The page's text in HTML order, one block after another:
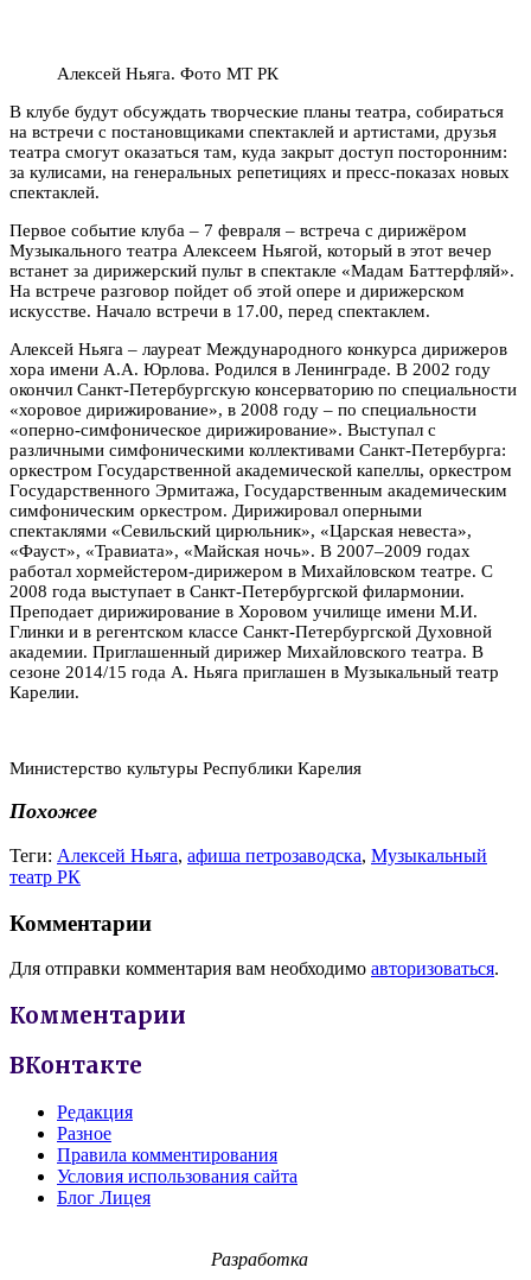
Алексей Ньяга. Фото МТ РК
В клубе будут обсуждать творческие планы театра, собираться
на встречи с постановщиками спектаклей и артистами, друзья
театра смогут оказаться там, куда закрыт доступ посторонним:
за кулисами, на генеральных репетициях и пресс-показах новых
спектаклей.
Первое событие клуба – 7 февраля – встреча с дирижёром
Музыкального театра Алексеем Ньягой, который в этот вечер
встанет за дирижерский пульт в спектакле «Мадам Баттерфляй».
На встрече разговор пойдет об этой опере и дирижерском
искусстве. Начало встречи в 17.00, перед спектаклем.
Алексей Ньяга – лауреат Международного конкурса дирижеров
хора имени А.А. Юрлова. Родился в Ленинграде. В 2002 году
окончил Санкт-Петербургскую консерваторию по специальности
«хоровое дирижирование», в 2008 году – по специальности
«оперно-симфоническое дирижирование». Выступал с
различными симфоническими коллективами Санкт-Петербурга:
оркестром Государственной академической капеллы, оркестром
Государственного Эрмитажа, Государственным академическим
симфоническим оркестром. Дирижировал оперными
спектаклями «Севильский цирюльник», «Царская невеста»,
«Фауст», «Травиата», «Майская ночь». В 2007–2009 годах
работал хормейстером-дирижером в Михайловском театре. С
2008 года выступает в Санкт-Петербургской филармонии.
Преподает дирижирование в Хоровом училище имени М.И.
Глинки и в регентском классе Санкт-Петербургской Духовной
академии. Приглашенный дирижер Михайловского театра. В
сезоне 2014/15 года А. Ньяга приглашен в Музыкальный театр
Карелии.
Министерство культуры Республики Карелия
Похожее
Теги: Алексей Ньяга, афиша петрозаводска, Музыкальный
театр РК
Комментарии
Для отправки комментария вам необходимо авторизоваться.
Комментарии
ВКонтакте
Редакция
Разное
Правила комментирования
Условия использования сайта
Блог Лицея
Разработка